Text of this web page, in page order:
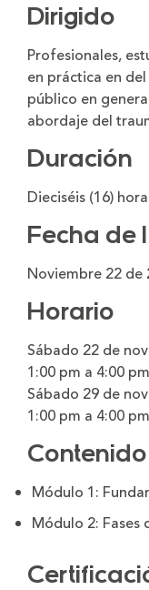
Dirigido
Profesionales,
en práctica en
público en
abordaje del
Duración
Dieciséis (16)
Fecha de
Noviembre 22 de
Horario
Sábado 22 de
1:00 pm a 4:00 pm
Sábado 29 de
1:00 pm a 4:00 pm
Contenido
Módulo 1:
Módulo 2: Fases